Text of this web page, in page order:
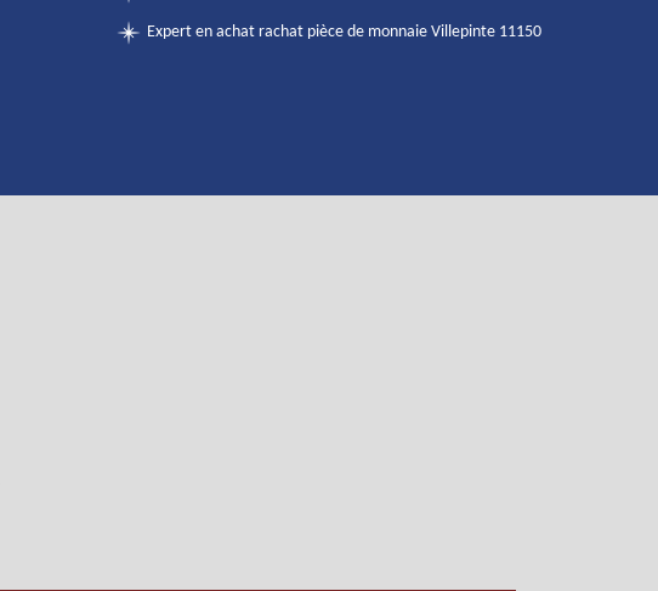
Expert en achat rachat pièce de monnaie Villepinte 11150